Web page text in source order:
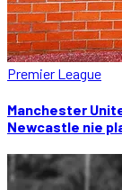
Premier League
Manchester
Newcastle nie